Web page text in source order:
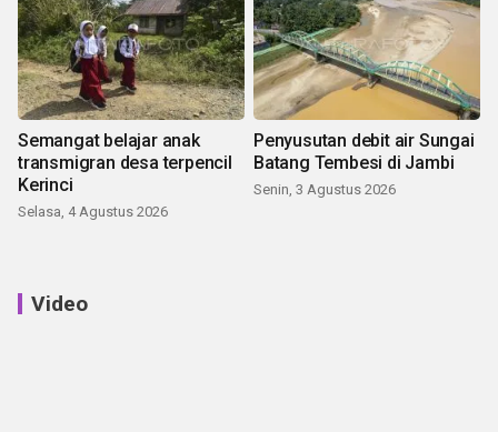
Semangat belajar anak
transmigran desa terpencil
Kerinci
Selasa, 4 Agustus 2026
Penyusutan debit air Sungai
Batang Tembesi di Jambi
Senin, 3 Agustus 2026
Video